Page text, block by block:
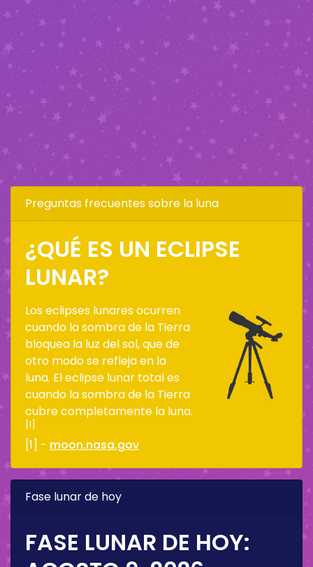
Preguntas frecuentes sobre la luna
¿QUÉ ES UN ECLIPSE
LUNAR?
Los eclipses lunares ocurren
cuando la sombra de la Tierra
bloquea la luz del sol, que de
otro modo se refleja en la
luna. El eclipse lunar total es
cuando la sombra de la Tierra
cubre completamente la luna.
[1]
[1] - moon.nasa.gov
Fase lunar de hoy
FASE LUNAR DE HOY: